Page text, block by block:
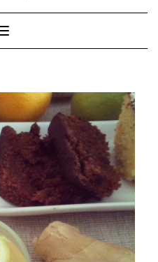
Toggle Navigation